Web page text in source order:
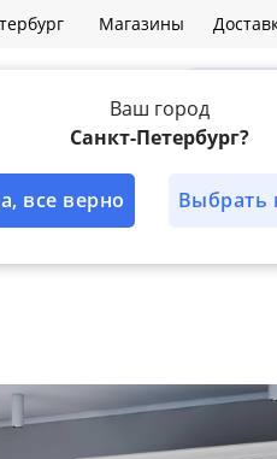
Ваш город
Санкт-Петербург?
все верно Выбрать
Магазины